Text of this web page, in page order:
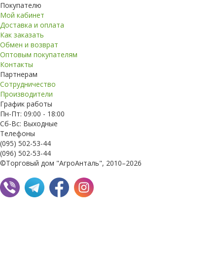
Покупателю
Мой кабинет
Доставка и оплата
Как заказать
Обмен и возврат
Оптовым покупателям
Контакты
Партнерам
Сотрудничество
Производители
График работы
Пн-Пт: 09:00 - 18:00
Сб-Вс: Выходные
Телефоны
(095) 502-53-44
(096) 502-53-44
©Торговый дом "АгроАнталь", 2010–2026